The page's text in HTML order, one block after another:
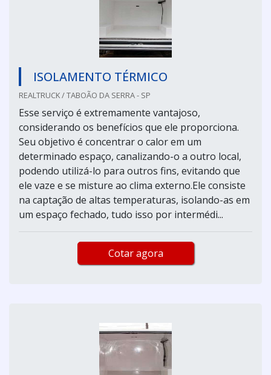
ISOLAMENTO TÉRMICO
REALTRUCK / TABOÃO DA SERRA - SP
Esse serviço é extremamente vantajoso,
considerando os benefícios que ele proporciona.
Seu objetivo é concentrar o calor em um
determinado espaço, canalizando-o a outro local,
podendo utilizá-lo para outros fins, evitando que
ele vaze e se misture ao clima externo.Ele consiste
na captação de altas temperaturas, isolando-as em
um espaço fechado, tudo isso por intermédi...
Cotar agora